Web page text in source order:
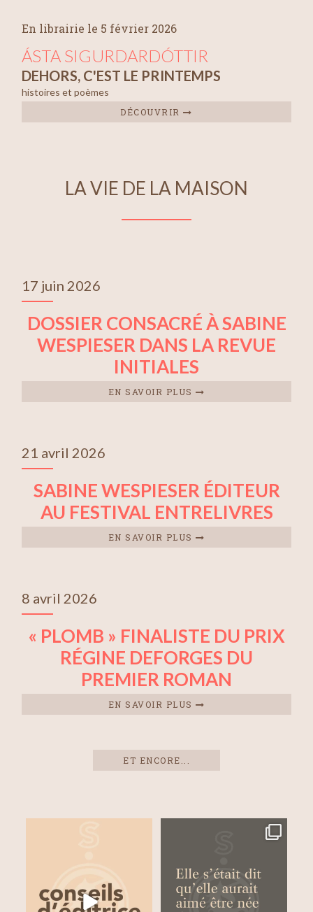
En librairie le 5 février 2026
ÁSTA SIGURDARDÓTTIR
DEHORS, C'EST LE PRINTEMPS
histoires et poèmes
DÉCOUVRIR
LA VIE DE LA MAISON
17 juin 2026
DOSSIER CONSACRÉ À SABINE
WESPIESER DANS LA REVUE
INITIALES
EN SAVOIR PLUS
21 avril 2026
SABINE WESPIESER ÉDITEUR
AU FESTIVAL ENTRELIVRES
EN SAVOIR PLUS
8 avril 2026
« PLOMB » FINALISTE DU PRIX
RÉGINE DEFORGES DU
PREMIER ROMAN
EN SAVOIR PLUS
ET ENCORE...